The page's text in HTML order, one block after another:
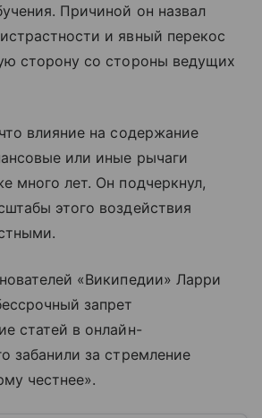
Причиной он назвал
и явный перекос
сторону со стороны ведущих
влияние на содержание
или иные рычаги
много лет. Он подчеркнул,
этого воздействия
«Википедии» Ларри
запрет
статей в онлайн-
забанили за стремление
честнее».